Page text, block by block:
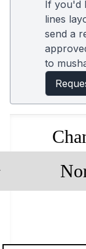
If you'd
lines
send a
to